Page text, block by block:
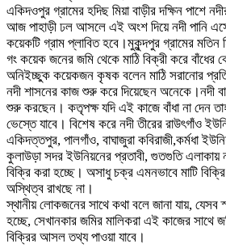
একিদওপুর গ্রামের হদিছ মিয়া বাড়ীর দক্ষিন পাশে
আজ পাহাড়ী ঢল আসলে এই অংশ দিয়ে নদী পানি এসে
কয়েকটি গ্রাম প্লাবিত হবে।মুকুন্দপুর গ্রামের মতিন
গং কয়েক জনের জমি থেকে মাঠি বিক্রী করে বাঁধের
অনিইচ্ছুক কয়েকজন কৃষক বলেন মাঠি সরানোর
নদী শাসনের কাজ শুরু করে দিয়েছেন অনেকে।নদী
শুরু করছেন। কতৃপক্ষ যদি এই কাজে বাঁধা না দেন
ভেস্তে যাবে। বিশেষ করে নদী তীরের রাউৎগাঁও
একিদত্তপুর, পালগাঁও, বাঘাজুরা কবিরাজী,কর্মধা
কুলাউড়া সদর ইউনিয়নের প্রতাবী, গুতগুতি এলাকায়
বিক্রি করা হচ্ছে। অসাধু চক্র এমনভাবে মাটি
অস্থিত্ব রাখছে না।
স্থানীয় লোকজনের সাথে কথা বলে জানা যায়, যেসব
হচ্ছে, সেখানকার জমির মালিকরা এই কাজের সাথে
বিক্রির আসল তথ্য পাওয়া যাবে।